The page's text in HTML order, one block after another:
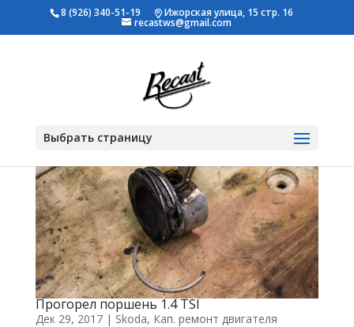
8 (926) 340-51-19 Ижорская улица, 15 стр. 16
recastws@gmail.com
Выбрать страницу
Прогорел поршень 1.4 TSI
Дек 29, 2017| Skoda, Кап. ремонт двигателя